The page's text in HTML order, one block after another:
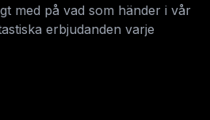
med på vad som händer i vår
erbjudanden varje